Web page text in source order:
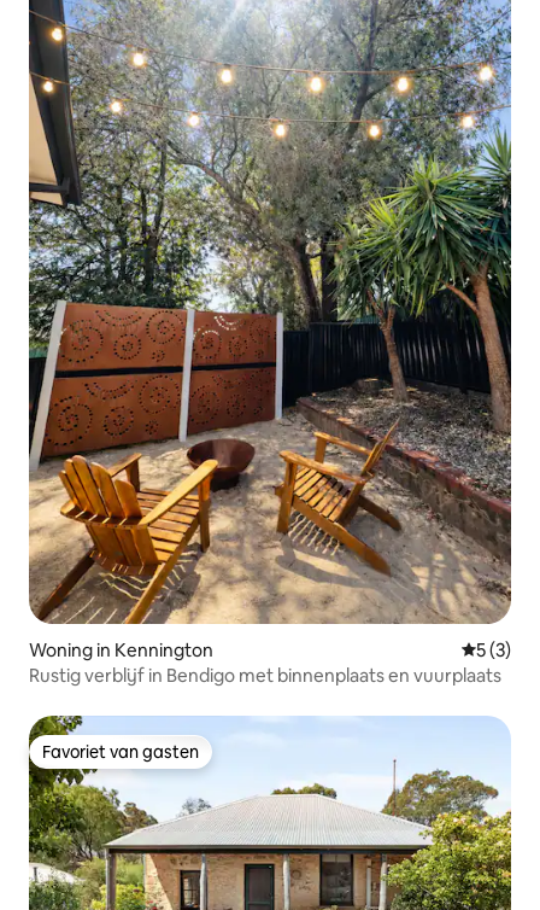
Woning in Kennington
5 (3)
Rustig verblijf in Bendigo met binnenplaats en vuurplaats
Favoriet van gasten
Favoriet van gasten